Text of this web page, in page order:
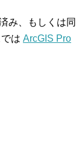
み、もしくは同
は ArcGIS Pro